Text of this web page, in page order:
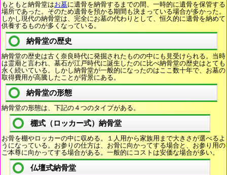
もともと納骨堂はお墓に遺骨を納骨するまでの間、一時的に遺骨を保管する
場所であった。そのため遺骨を預かる期間も決まっている場合が多かった。
しかし現代の納骨堂は、完全にお墓の代わりとして、恒久的に遺骨を納めて
供養するものが多くなっている。
納骨堂の歴史
納骨堂の歴史は古く奈良時代に発掘されたものの中にも見受けられる。当時
は霊廟と言われ、墓石が江戸時代に誕生したのに比べ納骨堂の歴史はとても
永く続いている。しかし納骨堂が一般的になったのはここ数十年で、お墓の
取得費用が高騰したことが背景にある。
納骨堂の形態
納骨堂の形態は、下記の４つのタイプがある。
棚式（ロッカー式）納骨堂
お骨を棚やロッカーの中に収める。１人用から家族用まで大きさが選べるよ
うになっている。お参りの仕方は、お骨に向かってする場合と、お参り用の
ご本尊に向かってする場合がある。一般的にコストは安価な場合が多い。
仏壇式納骨堂